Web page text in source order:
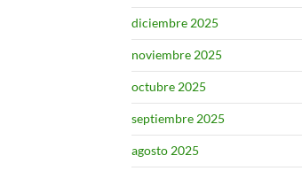
diciembre 2025
noviembre 2025
octubre 2025
septiembre 2025
agosto 2025